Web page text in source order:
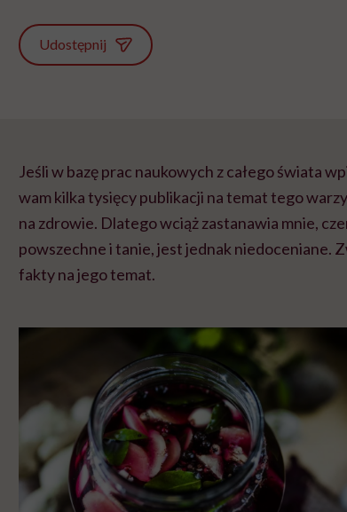
Udostępnij
Jeśli w bazę prac naukowych z całego świata
wam kilka tysięcy publikacji na temat tego
na zdrowie. Dlatego wciąż zastanawia mnie,
powszechne i tanie, jest jednak niedoceniane.
fakty na jego temat.